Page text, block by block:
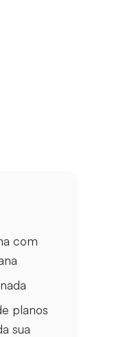
com
planos
sua